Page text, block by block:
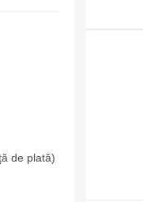
de plată)